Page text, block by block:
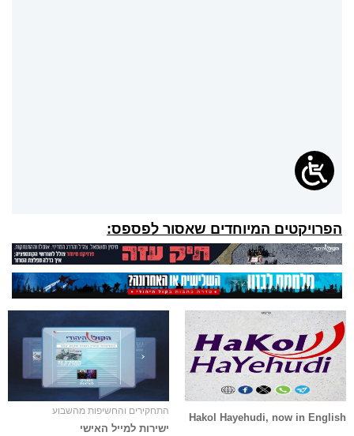
הפרויקטים המיוחדים שאסור לפספס:
Hakol Hayehudi, now in English
התחקירים והחשיפות מהשבוע
ישירות למייל האישי